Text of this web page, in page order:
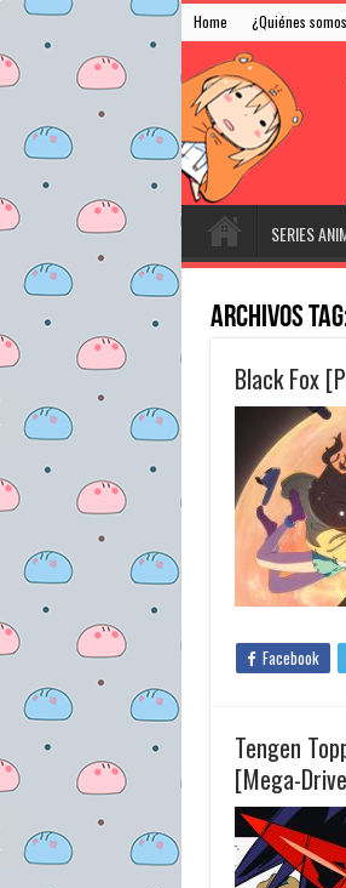
Home ¿Quiénes
SERIES
Archivos
Black Fox
Facebook
Tengen
[Mega-